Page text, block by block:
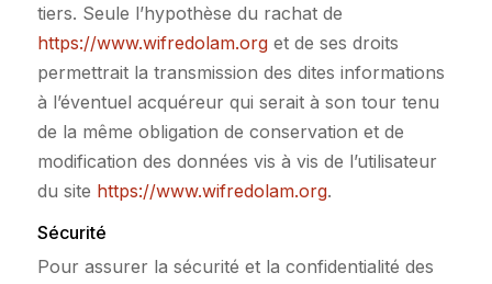
tiers. Seule l’hypothèse du rachat de
https://www.wifredolam.orget de ses droits
permettrait la transmission des dites informations
à l’éventuel acquéreur qui serait à son tour tenu
de la même obligation de conservation et de
modification des données vis à vis de l’utilisateur
du site https://www.wifredolam.org.
Sécurité
Pour assurer la sécurité et la confidentialité des